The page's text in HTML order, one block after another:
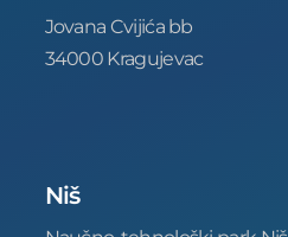
Jovana Cvijića bb
34000 Kragujevac
Niš